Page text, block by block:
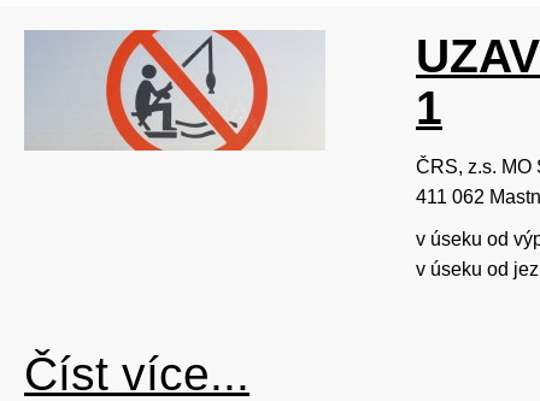
1
ČRS, z.s. MO
411 062
v úseku od
v úseku od
Číst více...